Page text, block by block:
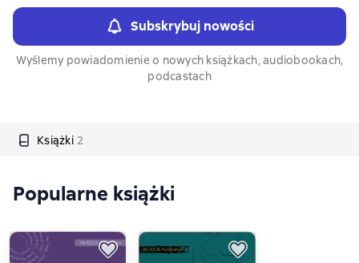
Subskrybuj nowości
Wyślemy powiadomienie o nowych książkach, audiobookach,
podcastach
Książki 2
Popularne książki